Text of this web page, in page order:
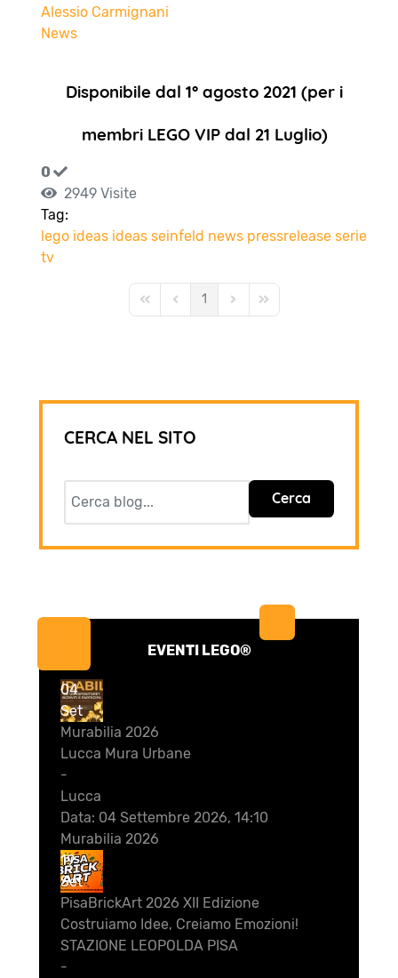
Alessio Carmignani
News
Disponibile dal 1° agosto 2021 (per i
membri LEGO VIP dal 21 Luglio)
0
2949 Visite
Tag:
lego ideas ideas seinfeld news pressrelease serie
tv
First PagePrevious Page
1 Next PageLast Page
CERCA NEL SITO
Cerca
EVENTI LEGO®
04
Set
Murabilia 2026
Lucca Mura Urbane
-
Lucca
Data: 04 Settembre 2026, 14:10
Murabilia 2026
19
Set
PisaBrickArt 2026 XII Edizione
Costruiamo Idee, Creiamo Emozioni!
STAZIONE LEOPOLDA PISA
-